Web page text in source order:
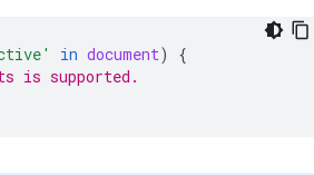
in document)
{
is supported.